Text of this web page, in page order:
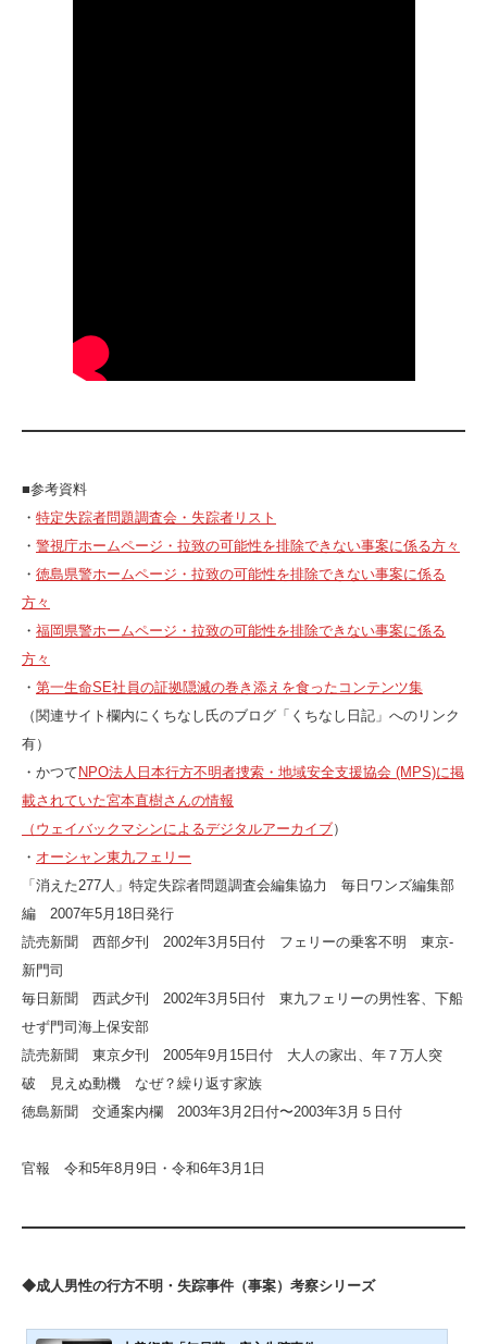
■参考資料
・ 特定失踪者問題調査会・失踪者リスト
・ 警視庁ホームページ・拉致の可能性を排除できない事案に係る方々
・ 徳島県警ホームページ・拉致の可能性を排除できない事案に係る
方々
・ 福岡県警ホームページ・拉致の可能性を排除できない事案に係る
方々
・ 第一生命SE社員の証拠隠滅の巻き添えを食ったコンテンツ集
（関連サイト欄内にくちなし氏のブログ「くちなし日記」へのリンク
有）
・かつて NPO法人日本行方不明者捜索・地域安全支援協会 (MPS)に掲
載されていた宮本直樹さんの情報
（ウェイバックマシンによるデジタルアーカイブ）
・ オーシャン東九フェリー
「消えた277人」特定失踪者問題調査会編集協力 毎日ワンズ編集部
編 2007年5月18日発行
読売新聞 西部夕刊 2002年3月5日付 フェリーの乗客不明 東京-
新門司
毎日新聞 西武夕刊 2002年3月5日付 東九フェリーの男性客、下船
せず門司海上保安部
読売新聞 東京夕刊 2005年9月15日付 大人の家出、年７万人突
破 見えぬ動機 なぜ？繰り返す家族
徳島新聞 交通案内欄 2003年3月2日付〜2003年3月５日付
官報 令和5年8月9日・令和6年3月1日
◆成人男性の行方不明・失踪事件（事案）考察シリーズ